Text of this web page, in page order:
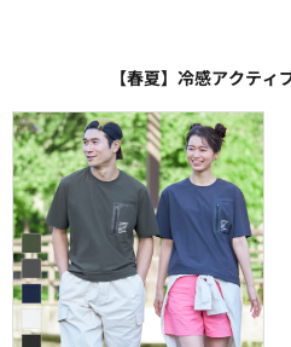
【春夏】冷感アクティ